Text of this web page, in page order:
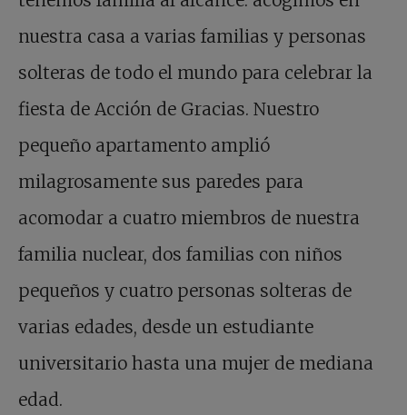
nuestra casa a varias familias y personas
solteras de todo el mundo para celebrar la
fiesta de Acción de Gracias. Nuestro
pequeño apartamento amplió
milagrosamente sus paredes para
acomodar a cuatro miembros de nuestra
familia nuclear, dos familias con niños
pequeños y cuatro personas solteras de
varias edades, desde un estudiante
universitario hasta una mujer de mediana
edad.